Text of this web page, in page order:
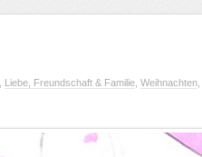
Liebe, Freundschaft & Familie Weihnachten